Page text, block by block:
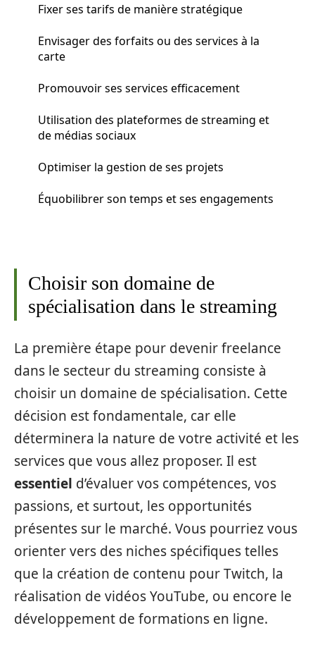
Fixer ses tarifs de manière stratégique
Envisager des forfaits ou des services à la
carte
Promouvoir ses services efficacement
Utilisation des plateformes de streaming et
de médias sociaux
Optimiser la gestion de ses projets
Équobilibrer son temps et ses engagements
Choisir son domaine de
spécialisation dans le streaming
La première étape pour devenir freelance
dans le secteur du streaming consiste à
choisir un domaine de spécialisation. Cette
décision est fondamentale, car elle
déterminera la nature de votre activité et les
services que vous allez proposer. Il est
essentiel d’évaluer vos compétences, vos
passions, et surtout, les opportunités
présentes sur le marché. Vous pourriez vous
orienter vers des niches spécifiques telles
que la création de contenu pour Twitch, la
réalisation de vidéos YouTube, ou encore le
développement de formations en ligne.